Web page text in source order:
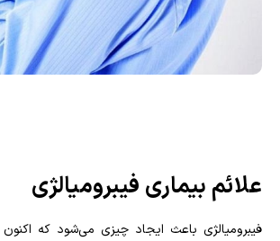
علائم بیماری فیبرومیالژی
فیبرومیالژی باعث ایجاد چیزی می‌شود که